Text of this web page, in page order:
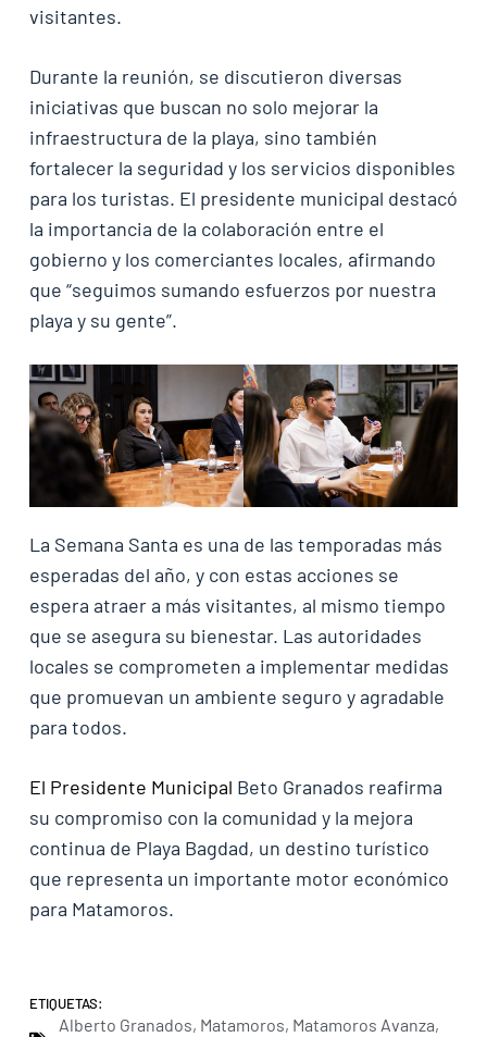
visitantes.
Durante la reunión, se discutieron diversas
iniciativas que buscan no solo mejorar la
infraestructura de la playa, sino también
fortalecer la seguridad y los servicios disponibles
para los turistas. El presidente municipal destacó
la importancia de la colaboración entre el
gobierno y los comerciantes locales, afirmando
que “seguimos sumando esfuerzos por nuestra
playa y su gente”.
La Semana Santa es una de las temporadas más
esperadas del año, y con estas acciones se
espera atraer a más visitantes, al mismo tiempo
que se asegura su bienestar. Las autoridades
locales se comprometen a implementar medidas
que promuevan un ambiente seguro y agradable
para todos.
El Presidente Municipal Beto Granados reafirma
su compromiso con la comunidad y la mejora
continua de Playa Bagdad, un destino turístico
que representa un importante motor económico
para Matamoros.
ETIQUETAS:
Alberto Granados, Matamoros, Matamoros Avanza,